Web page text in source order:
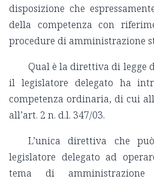
disposizione che
della competenza con
procedure di amministrazione
Qual è la direttiva di legge
il legislatore delegato ha
competenza ordinaria, di cui
all’art. 2 n. d.l. 347/03.
L’unica direttiva che
legislatore delegato ad
tema di